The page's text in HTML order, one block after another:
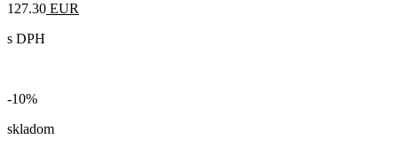
127.30 EUR
s DPH
-10%
skladom